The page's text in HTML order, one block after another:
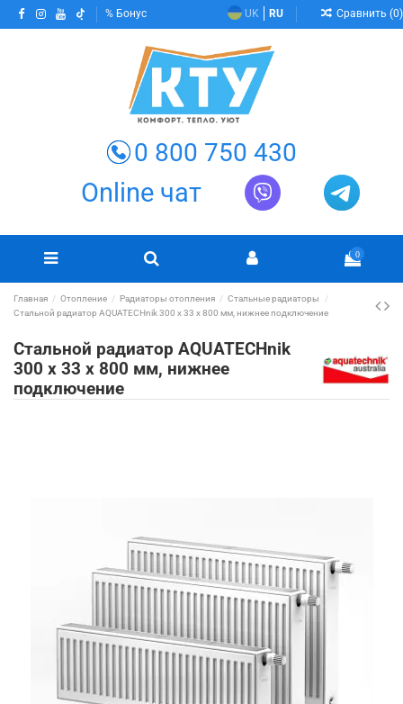
Бонус UK RU Сравнить (0)
0 800 750 430
Online чат
0
Главная Отопление Радиаторы отопления
Стальные радиаторы
Стальной радиатор AQUATECHnik 300 х 33 x 800 мм, нижнее подключение
Стальной радиатор AQUATECHnik
300 х 33 x 800 мм, нижнее
подключение